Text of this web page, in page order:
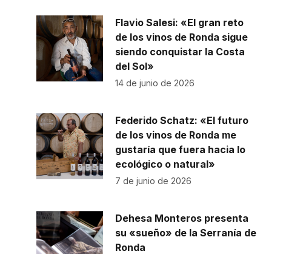
Flavio Salesi: «El gran reto
de los vinos de Ronda sigue
siendo conquistar la Costa
del Sol»
14 de junio de 2026
Federido Schatz: «El futuro
de los vinos de Ronda me
gustaría que fuera hacia lo
ecológico o natural»
7 de junio de 2026
Dehesa Monteros presenta
su «sueño» de la Serranía de
Ronda